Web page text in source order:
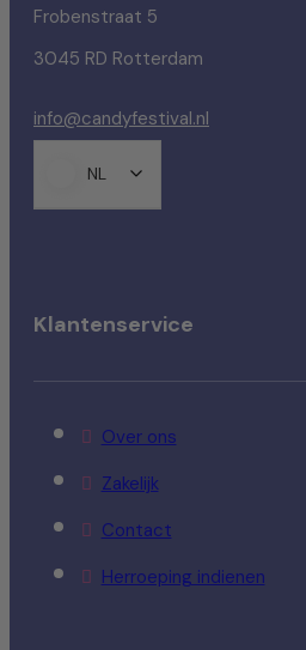
Frobenstraat 5
3045 RD Rotterdam
info@candyfestival.nl
NL
Klantenservice
Over ons
Zakelijk
Contact
Herroeping indienen